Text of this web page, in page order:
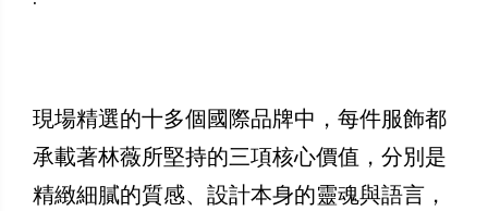
現場精選的十多個國際品牌中，每件服飾都
承載著林薇所堅持的三項核心價值，分別是
精緻細膩的質感、設計本身的靈魂與語言，